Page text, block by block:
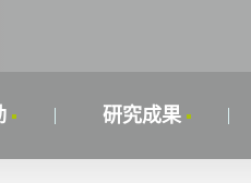
研究成果